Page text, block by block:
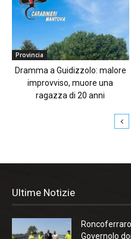
Provincia
Dramma a Guidizzolo: malore
improvviso, muore una
ragazza di 20 anni
Ultime Notizie
Governolo